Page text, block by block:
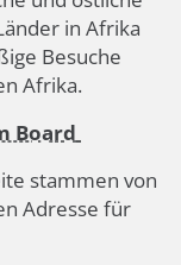
in Afrika
Besuche
Afrika.
Board
stammen von
Adresse für